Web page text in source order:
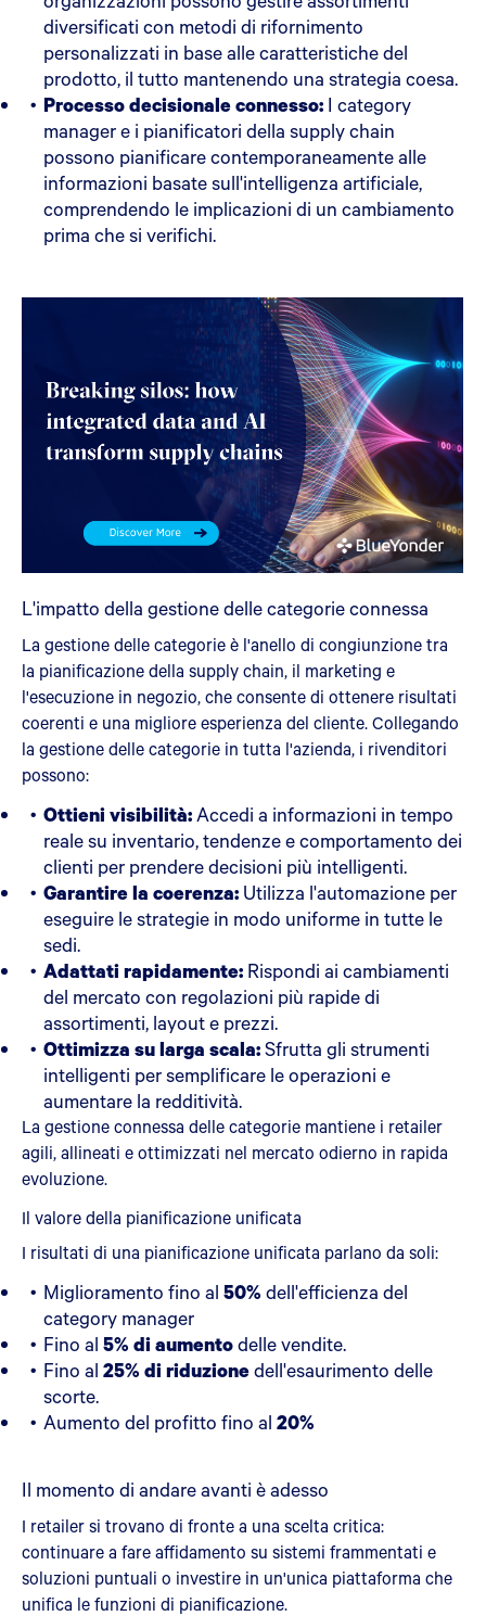
diversificati con metodi di rifornimento
personalizzati in base alle caratteristiche del
prodotto, il tutto mantenendo una strategia coesa.
Processo decisionale connesso: I category
manager e i pianificatori della supply chain
possono pianificare contemporaneamente alle
informazioni basate sull'intelligenza artificiale,
comprendendo le implicazioni di un cambiamento
prima che si verifichi.
L'impatto della gestione delle categorie connessa
La gestione delle categorie è l'anello di congiunzione tra
la pianificazione della supply chain, il marketing e
l'esecuzione in negozio, che consente di ottenere risultati
coerenti e una migliore esperienza del cliente. Collegando
la gestione delle categorie in tutta l'azienda, i rivenditori
possono:
Ottieni visibilità:Accedi a informazioni in tempo
reale su inventario, tendenze e comportamento dei
clienti per prendere decisioni più intelligenti.
Garantire la coerenza: Utilizza l'automazione per
eseguire le strategie in modo uniforme in tutte le
sedi.
Adattati rapidamente: Rispondi ai cambiamenti
del mercato con regolazioni più rapide di
assortimenti, layout e prezzi.
Ottimizza su larga scala:Sfrutta gli strumenti
intelligenti per semplificare le operazioni e
aumentare la redditività.
La gestione connessa delle categorie mantiene i retailer
agili, allineati e ottimizzati nel mercato odierno in rapida
evoluzione.
Il valore della pianificazione unificata
I risultati di una pianificazione unificata parlano da soli:
Miglioramento fino al 50% dell'efficienza del
category manager
Fino al 5% di aumentodelle vendite.
Fino al 25% di riduzionedell'esaurimento delle
scorte.
Aumento del profitto fino al 20%
Il momento di andare avanti è adesso
I retailer si trovano di fronte a una scelta critica:
continuare a fare affidamento su sistemi frammentati e
soluzioni puntuali o investire in un'unica piattaforma che
unifica le funzioni di pianificazione.